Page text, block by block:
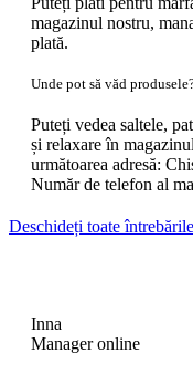
magazinul nostru,
plată.
Unde pot să văd
Puteți vedea saltele,
și relaxare în
următoarea adresă:
Număr de telefon al
Deschideți toate întrebările
Inna
Manager online